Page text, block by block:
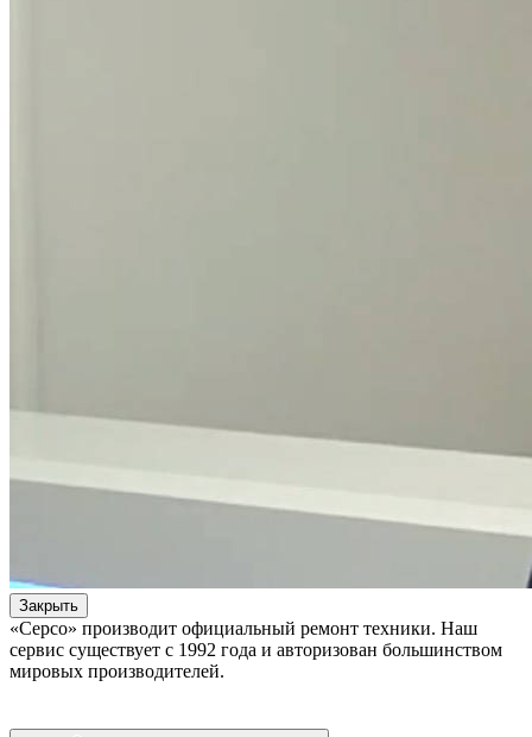
Закрыть
«Серсо» производит официальный ремонт техники. Наш
сервис существует с 1992 года и авторизован большинством
мировых производителей.